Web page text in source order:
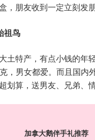
，朋友收到一定立刻发
祖鸟
土特产，有点小钱的年
，男女都爱。而且国内
划算，送男友、兄弟、
加拿大鹅伴手礼推荐